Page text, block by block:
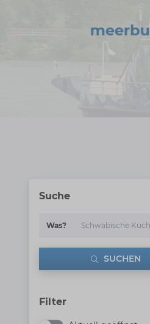
Suche
Was?
SUCHEN
Filter